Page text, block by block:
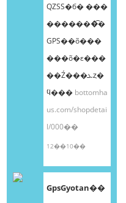
QZSS�б� ���
�������͡�
GPS��õ���
���õ�ε���
��Ź���ܥȥ�
ϥ��� bottomha
us.com/shopdetai
l/000��
12��10��
GpsGyotan��